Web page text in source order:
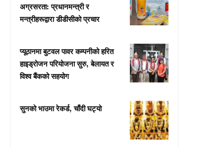
अग्रसरता: प्रधानमन्त्री र
मन्त्रीहरूद्वारा डीडीसीको प्रचार
प्यूठानमा बुटवल पावर कम्पनीको हरित
हाइड्रोजन परियोजना सुरु, बेलायत र
विश्व बैंकको सहयोग
सुनको भाउमा रेकर्ड, चाँदी घट्यो